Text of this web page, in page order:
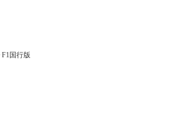
国行版